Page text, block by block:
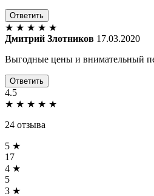
Ответить
★ ★ ★ ★ ★
Дмитрий Злотников 17.03.2020
Выгодные цены и внимательный
Ответить
4.5
★ ★ ★ ★ ★
24 отзыва
5 ★
17
4 ★
5
3 ★